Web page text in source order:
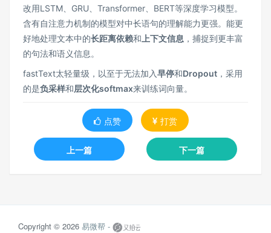
改用LSTM、GRU、Transformer、BERT等深度学习模型。
含有自注意力机制的模型对中长语句的理解能力更强。能更
好地处理文本中的长距离依赖和 上下文信息 ，捕捉到更丰富
的句法和语义信息。
fastText太轻量级，以至于无法加入早停和Dropout ，采用
的是负采样和层次化softmax来训练词向量。
点赞 打赏
上一篇 下一篇
Copyright © 2026 易微帮 -